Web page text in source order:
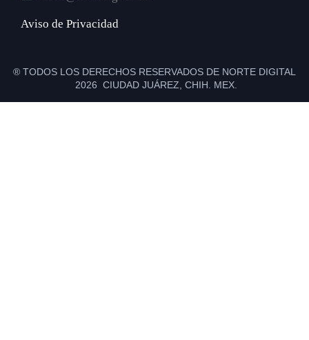
Aviso de Privacidad
® TODOS LOS DERECHOS RESERVADOS DE NORTE DIGITAL
2026 CIUDAD JUÁREZ, CHIH. MEX.